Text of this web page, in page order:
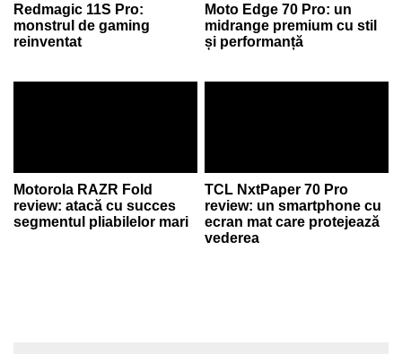
Redmagic 11S Pro:
monstrul de gaming
reinventat
Moto Edge 70 Pro: un
midrange premium cu stil
și performanță
Motorola RAZR Fold
review: atacă cu succes
segmentul pliabilelor mari
TCL NxtPaper 70 Pro
review: un smartphone cu
ecran mat care protejează
vederea